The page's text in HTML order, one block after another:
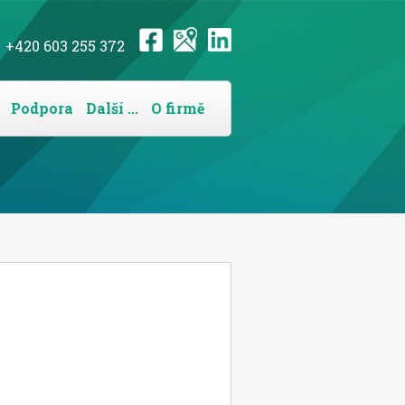
+420 603 255 372
Podpora Další ...
O firmě